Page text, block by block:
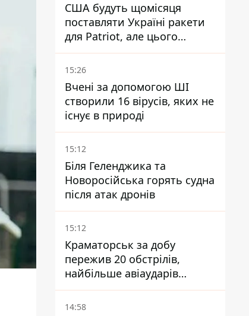
США будуть щомісяця
поставляти Україні ракети
для Patriot, але цього
недостатньо - Зеленський
15:26
Вчені за допомогою ШІ
створили 16 вірусів, яких не
існує в природі
15:12
Біля Геленджика та
Новоросійська горять судна
після атак дронів
15:12
Краматорськ за добу
пережив 20 обстрілів,
найбільше авіаударів
КАБ-250
14:58